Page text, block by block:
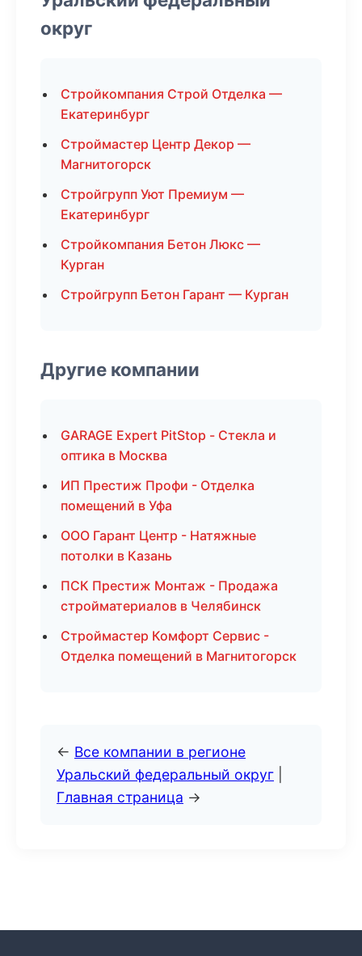
округ
Стройкомпания Строй Отделка —
Екатеринбург
Строймастер Центр Декор —
Магнитогорск
Стройгрупп Уют Премиум —
Екатеринбург
Стройкомпания Бетон Люкс —
Курган
Стройгрупп Бетон Гарант — Курган
Другие компании
GARAGE Expert PitStop - Стекла и
оптика в Москва
ИП Престиж Профи - Отделка
помещений в Уфа
ООО Гарант Центр - Натяжные
потолки в Казань
ПСК Престиж Монтаж - Продажа
стройматериалов в Челябинск
Строймастер Комфорт Сервис -
Отделка помещений в Магнитогорск
← Все компании в регионе
Уральский федеральный округ
Главная страница →